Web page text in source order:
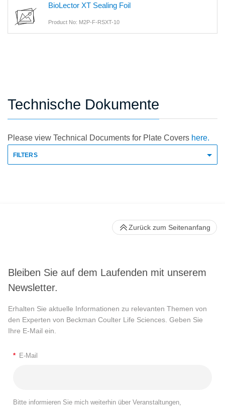
BioLector XT Sealing Foil
Product No: M2P-F-RSXT-10
Technische Dokumente
Please view Technical Documents for Plate Covers here.
FILTERS
Bleiben Sie auf dem Laufenden mit unserem
Newsletter.
Erhalten Sie aktuelle Informationen zu relevanten Themen von
den Experten von Beckman Coulter Life Sciences. Geben Sie
Ihre E-Mail ein.
* E-Mail
Bitte informieren Sie mich weiterhin über Veranstaltungen,
Zurück zum Seitenanfang